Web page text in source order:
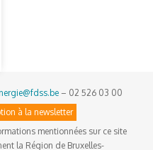
– 02 526 03 00
à la newsletter
mentionnées sur ce site
la Région de Bruxelles-